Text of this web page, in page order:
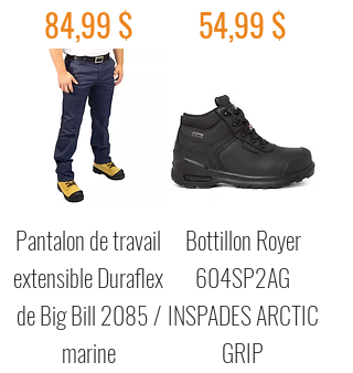
Prix
84,99 $ Prix
54,99 $
Pantalon de travail
extensible Duraflex
de Big Bill 2085 /
marine
Bottillon Royer
604SP2AG
INSPADES ARCTIC
GRIP